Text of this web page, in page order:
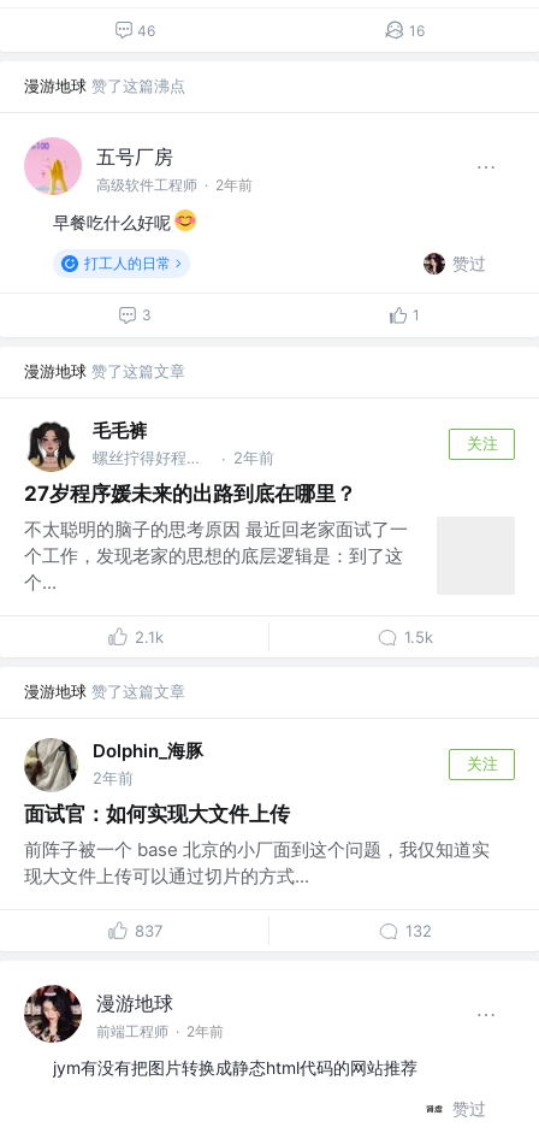
46 16
漫游地球 赞了这篇沸点
五号厂房
高级软件工程师 · 2年前
早餐吃什么好呢
打工人的日常 赞过
3 1
漫游地球 赞了这篇文章
毛毛裤
螺丝拧得好程序员 · 2年前
关注
27岁程序媛未来的出路到底在哪里？
不太聪明的脑子的思考原因 最近回老家面试了一
个工作，发现老家的思想的底层逻辑是：到了这
个...
2.1k 1.5k
漫游地球 赞了这篇文章
Dolphin_海豚
2年前
关注
面试官：如何实现大文件上传
前阵子被一个 base 北京的小厂面到这个问题，我仅知道实
现大文件上传可以通过切片的方式...
837 132
漫游地球
前端工程师 · 2年前
jym有没有把图片转换成静态html代码的网站推荐
赞过